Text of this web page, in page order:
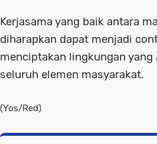
Kerjasama yang baik antara
diharapkan dapat menjadi
menciptakan lingkungan
seluruh elemen masyarakat.
(Yos/Red)